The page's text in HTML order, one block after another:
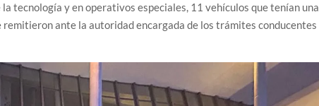
la tecnología y en operativos especiales, 11 vehículos que tenían una
ante la autoridad encargada de los trámites conducentes